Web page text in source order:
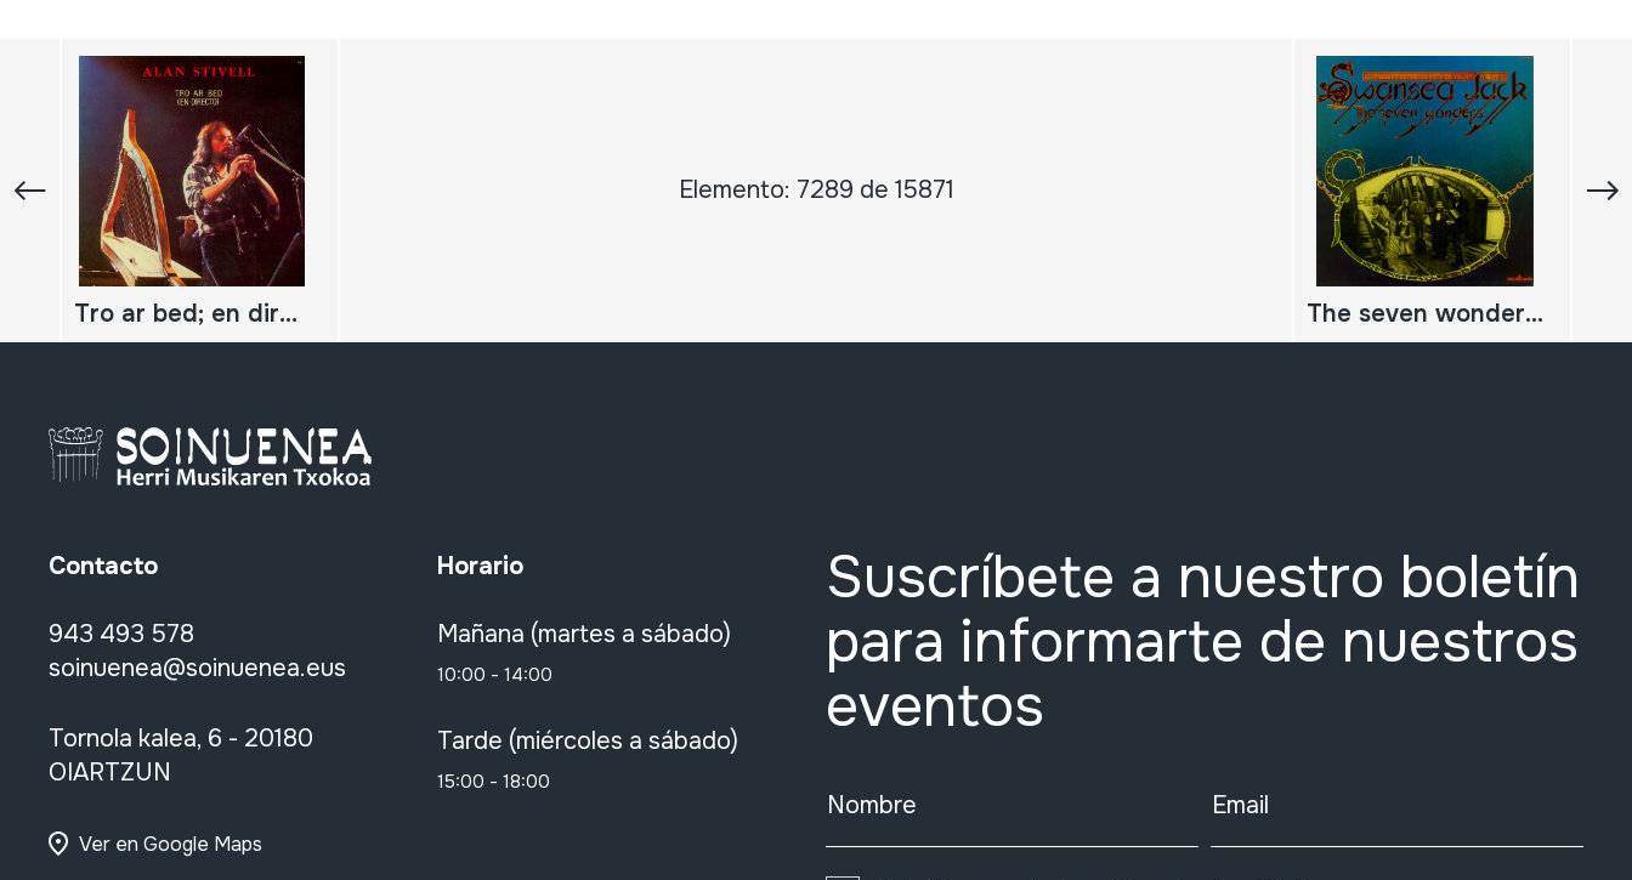
Elemento: 7289 de 15871
Tro ar bed; en directo; Alan Stivell The seven wonders; Música y canciones tradicionales del Pais de Gales
Contacto
943 493 578
soinuenea@soinuenea.eus
Tornola kalea, 6 - 20180
OIARTZUN
Ver en Google Maps
Horario
Mañana (martes a sábado)
10:00 - 14:00
Tarde (miércoles a sábado)
15:00 - 18:00
Suscríbete a nuestro boletín
para informarte de nuestros
eventos
Nombre Email